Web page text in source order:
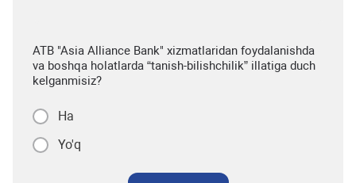
ATB "Asia Alliance Bank" xizmatlaridan foydalanishda
va boshqa holatlarda “tanish-bilishchilik” illatiga duch
kelganmisiz?
Ha
Yo'q